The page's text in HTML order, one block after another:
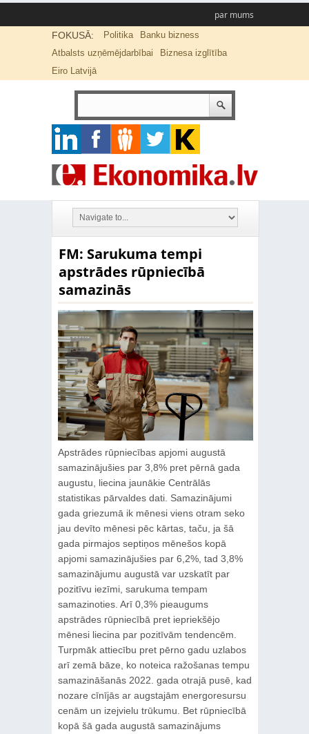
par mums
FOKUSĀ: Politika
Banku bizness
Atbalsts uzņēmējdarbībai
Biznesa izglītība
Eiro Latvijā
FM: Sarukuma tempi
apstrādes rūpniecībā
samazinās
Apstrādes rūpniecības apjomi augustā
samazinājušies par 3,8% pret pērnā gada
augustu, liecina jaunākie Centrālās
statistikas pārvaldes dati. Samazinājumi
gada griezumā ik mēnesi viens otram seko
jau devīto mēnesi pēc kārtas, taču, ja šā
gada pirmajos septiņos mēnešos kopā
apjomi samazinājušies par 6,2%, tad 3,8%
samazinājumu augustā var uzskatīt par
pozitīvu iezīmi, sarukuma tempam
samazinoties. Arī 0,3% pieaugums
apstrādes rūpniecībā pret iepriekšējo
mēnesi liecina par pozitīvām tendencēm.
Turpmāk attiecību pret pērno gadu uzlabos
arī zemā bāze, ko noteica ražošanas tempu
samazināšanās 2022. gada otrajā pusē, kad
nozare cīnījās ar augstajām energoresursu
cenām un izejvielu trūkumu. Bet rūpniecībā
kopā šā gada augustā samazinājums